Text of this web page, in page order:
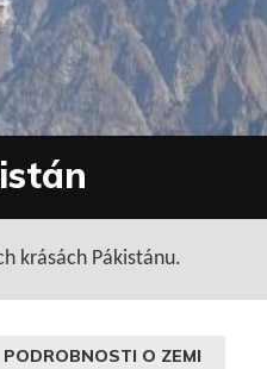
krásách Pákistánu.
PODROBNOSTI O ZEMI